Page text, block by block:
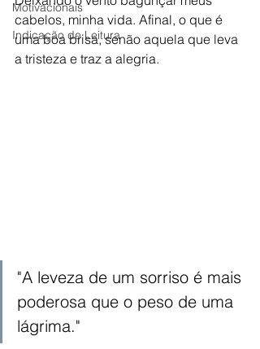
Motivacionais
Indicação de Leitura
cabelos, minha vida. Afinal, o que é
uma boa brisa, senão aquela que leva
a tristeza e traz a alegria.
"A leveza de um sorriso é mais
poderosa que o peso de uma
lágrima."